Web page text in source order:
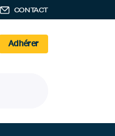
CONTACT
Adhérer